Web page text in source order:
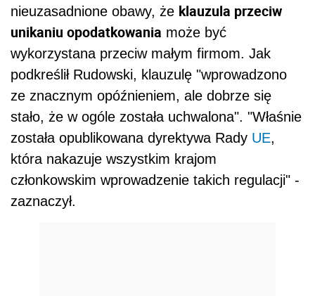
nieuzasadnione obawy, że klauzula przeciw
unikaniu opodatkowania może być
wykorzystana przeciw małym firmom. Jak
podkreślił Rudowski, klauzulę "wprowadzono
ze znacznym opóźnieniem, ale dobrze się
stało, że w ogóle została uchwalona". "Właśnie
została opublikowana dyrektywa Rady UE,
która nakazuje wszystkim krajom
członkowskim wprowadzenie takich regulacji" -
zaznaczył.